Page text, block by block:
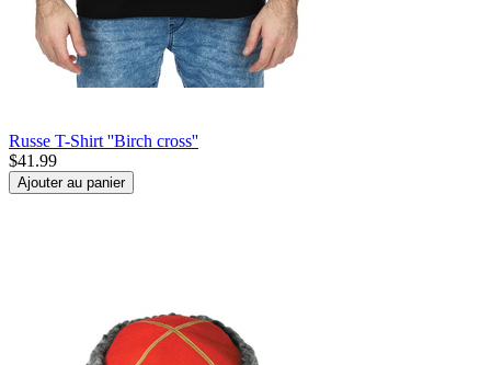
Russe T-Shirt ''Birch cross''
$41.99
Ajouter au panier